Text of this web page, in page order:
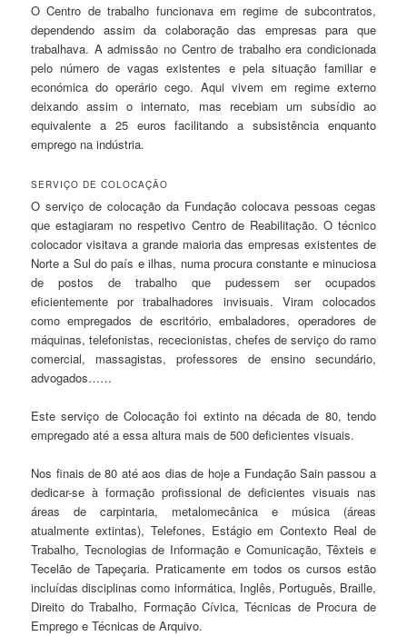
O Centro de trabalho funcionava em regime de subcontratos,
dependendo assim da colaboração das empresas para que
trabalhava. A admissão no Centro de trabalho era condicionada
pelo número de vagas existentes e pela situação familiar e
económica do operário cego. Aqui vivem em regime externo
deixando assim o internato, mas recebiam um subsídio ao
equivalente a 25 euros facilitando a subsistência enquanto
emprego na indústria.
SERVIÇO DE COLOCAÇÃO
O serviço de colocação da Fundação colocava pessoas cegas
que estagiaram no respetivo Centro de Reabilitação. O técnico
colocador visitava a grande maioria das empresas existentes de
Norte a Sul do país e ilhas, numa procura constante e minuciosa
de postos de trabalho que pudessem ser ocupados
eficientemente por trabalhadores invisuais. Viram colocados
como empregados de escritório, embaladores, operadores de
máquinas, telefonistas, rececionistas, chefes de serviço do ramo
comercial, massagistas, professores de ensino secundário,
advogados……
Este serviço de Colocação foi extinto na década de 80, tendo
empregado até a essa altura mais de 500 deficientes visuais.
Nos finais de 80 até aos dias de hoje a Fundação Sain passou a
dedicar-se à formação profissional de deficientes visuais nas
áreas de carpintaria, metalomecânica e música (áreas
atualmente extintas), Telefones, Estágio em Contexto Real de
Trabalho, Tecnologias de Informação e Comunicação, Têxteis e
Tecelão de Tapeçaria. Praticamente em todos os cursos estão
incluídas disciplinas como informática, Inglês, Português, Braille,
Direito do Trabalho, Formação Cívica, Técnicas de Procura de
Emprego e Técnicas de Arquivo.